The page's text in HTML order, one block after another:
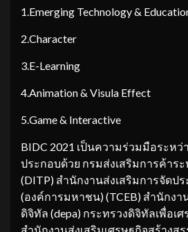
1.Emerging Technology &
2.Character
3.E-Learning
4.Animation & Visula Effect
5.Game & Interactive
BIDC 2021 เป็นความร่วมมือระห
ประกอบด้วย กรมส่งเสริมการค้าระ
(DITP) สำนักงานส่งเสริมการจัดป
(องค์การมหาชน) (TCEB) สำนักงา
ดิจิทัล (depa) กระทรวงดิจิทัลเพื่อเ
สำนักงานส่งเสริมเศรษฐกิจสร้างส